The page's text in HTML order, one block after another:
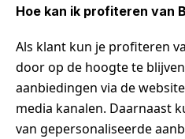
Hoe kan ik profiteren van
Als klant kun je profiteren
door op de hoogte te
aanbiedingen via de
media kanalen. Daarnaast
van gepersonaliseerde